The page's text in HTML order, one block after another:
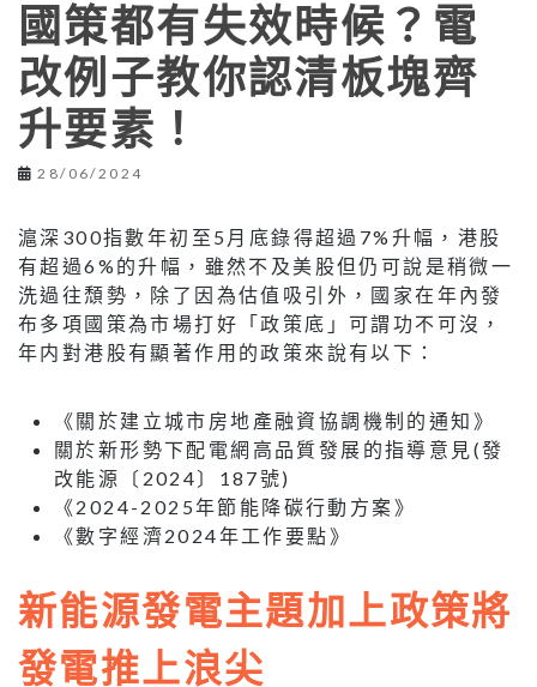
國策都有失效時候？電
改例子教你認清板塊齊
升要素！
28/06/2024
滬深300指數年初至5月底錄得超過7%升幅，港股
有超過6%的升幅，雖然不及美股但仍可說是稍微一
洗過往頹勢，除了因為估值吸引外，國家在年內發
布多項國策為市場打好「政策底」可謂功不可沒，
年内對港股有顯著作用的政策來說有以下：
《關於建立城市房地產融資協調機制的通知》
關於新形勢下配電網高品質發展的指導意見(發
改能源〔2024〕187號)
《2024-2025年節能降碳行動方案》
《數字經濟2024年工作要點》
新能源發電主題加上政策將
發電推上浪尖